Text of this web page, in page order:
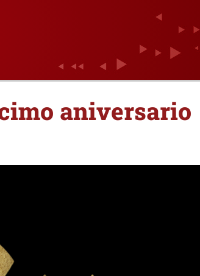
aniversario